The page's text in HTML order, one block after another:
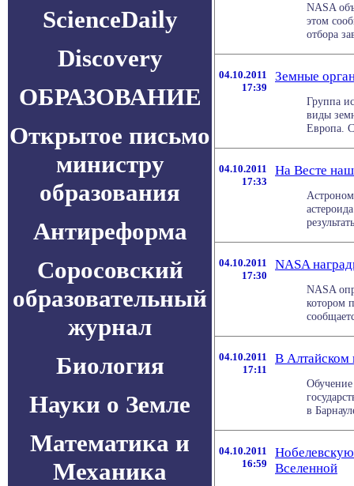
ScienceDaily
Discovery
ОБРАЗОВАНИЕ
Открытое письмо
министру
образования
Антиреформа
Соросовский
образовательный
журнал
Биология
Науки о Земле
Математика и
Механика
NASA
этом
отбора
04.10.2011
17:39
Земные
Группа
виды
Европа.
04.10.2011
17:33
На Весте
04.10.2011
17:30
NASA
NASA
котором
04.10.2011
17:11
В Алтайском
Обучение
в
04.10.2011
16:59
Вселенной